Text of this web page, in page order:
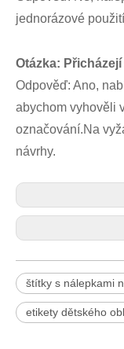
jednorázové
Otázka:
Odpověď: Ano,
abychom vyhověli
označování.Na
návrhy.
štítky s nálepkami
etikety dětského